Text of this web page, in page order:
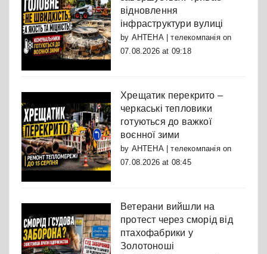
відновлення
інфраструктури вулиці
by АНТЕНА | телекомпаніяon
07.08.2026 at 09:18
Хрещатик перекрито –
черкаські тепловики
готуються до важкої
воєнної зими
by АНТЕНА | телекомпаніяon
07.08.2026 at 08:45
Ветерани вийшли на
протест через сморід від
птахофабрики у
Золотоноші